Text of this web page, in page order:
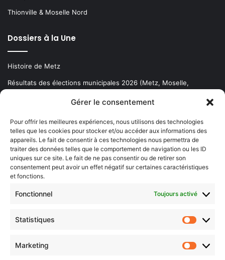
Gérer le consentement
Pour offrir les meilleures expériences, nous utilisons des technologies
telles que les cookies pour stocker et/ou accéder aux informations des
appareils. Le fait de consentir à ces technologies nous permettra de
traiter des données telles que le comportement de navigation ou les ID
uniques sur ce site. Le fait de ne pas consentir ou de retirer son
consentement peut avoir un effet négatif sur certaines caractéristiques
et fonctions.
Fonctionnel Toujours activé
Statistiques
Marketing
Thionville & Moselle Nord
Dossiers à la Une
Histoire de Metz
Résultats des élections municipales 2026 (Metz, Moselle,
Newsletter gratuite
Choisissez : matin, soir ou hebdo ?
votre